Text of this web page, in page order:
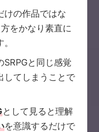
けの作品ではな
をかなり素直に
と同じ感覚
してしまうことで
として見ると理解
を意識するだけで